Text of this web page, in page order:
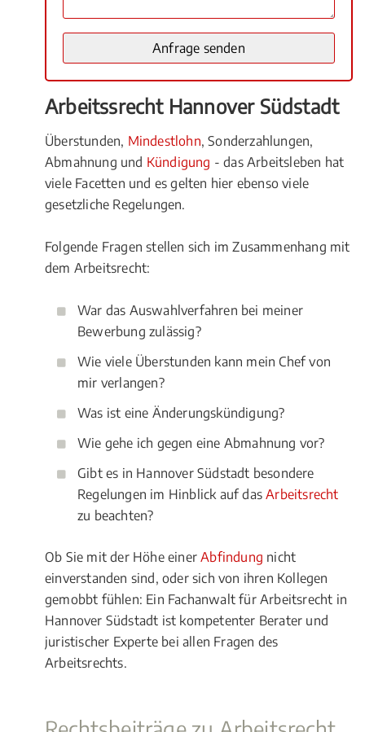
Arbeitssrecht Hannover Südstadt
Überstunden, Mindestlohn, Sonderzahlungen,
Abmahnung und Kündigung - das Arbeitsleben hat
viele Facetten und es gelten hier ebenso viele
gesetzliche Regelungen.
Folgende Fragen stellen sich im Zusammenhang mit
dem Arbeitsrecht:
War das Auswahlverfahren bei meiner
Bewerbung zulässig?
Wie viele Überstunden kann mein Chef von
mir verlangen?
Was ist eine Änderungskündigung?
Wie gehe ich gegen eine Abmahnung vor?
Gibt es in Hannover Südstadt besondere
Regelungen im Hinblick auf dasArbeitsrecht
zu beachten?
Ob Sie mit der Höhe einerAbfindung nicht
einverstanden sind, oder sich von ihren Kollegen
gemobbt fühlen: Ein Fachanwalt für Arbeitsrecht in
Hannover Südstadt ist kompetenter Berater und
juristischer Experte bei allen Fragen des
Arbeitsrechts.